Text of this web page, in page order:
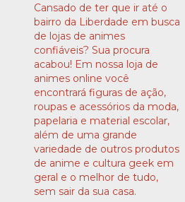
Cansado de ter que ir até o
bairro da Liberdade em busca
de lojas de animes
confiáveis? Sua procura
acabou! Em nossa loja de
animes online você
encontrará figuras de ação,
roupas e acessórios da moda,
papelaria e material escolar,
além de uma grande
variedade de outros produtos
de anime e cultura geek em
geral e o melhor de tudo,
sem sair da sua casa.